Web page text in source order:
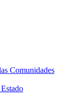
Comunidades